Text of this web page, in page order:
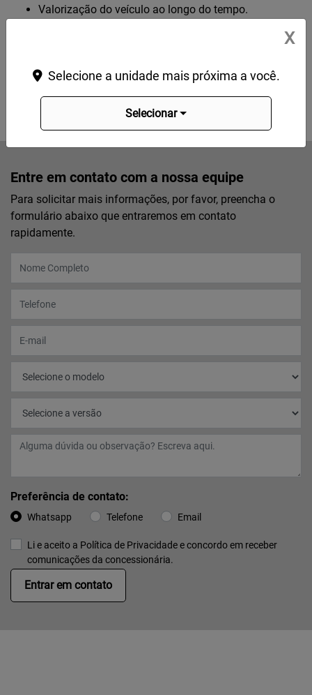
Valorização do veículo ao longo do tempo.
sejam realizadas na rede de concessionárias autorizadas,
onde técnicos certificados e peças genuínas asseguram a
melhor experiência para você e para o seu veículo.
Entre em contato com a nossa equipe
Para solicitar mais informações, por favor, preencha o
formulário abaixo que entraremos em contato
rapidamente.
Preferência de contato:
Whatsapp Telefone Email
Li e aceito a Política de Privacidadee concordo em receber
comunicações da concessionária.
Entrar em contato
X
Selecione a unidade mais próxima a você.
Selecionar